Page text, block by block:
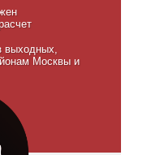
выходных,
Москвы и